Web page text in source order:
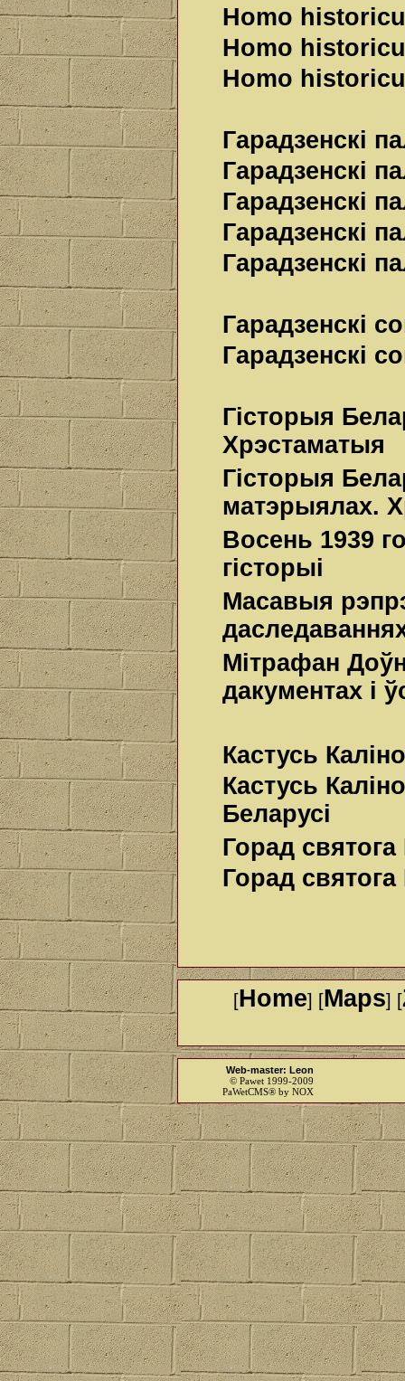
Homo
Homo
Homo
Гарадзенскі
Гарадзенскі
Гарадзенскі
Гарадзенскі
Гарадзенскі
Гарадзенскі
Гарадзенскі
Гiсторыя
Хрэстаматыя
Гісторыя
матэрыялах.
Восень 1939
гісторыі
Масавыя
Мітрафан
дакументах і
Кастусь
Кастусь
Беларусі
Горад святога
Горад святога
[Home] [Maps] [
Web-master: Leon
© Pawet 1999-2009
PaWetCMS® by NOX